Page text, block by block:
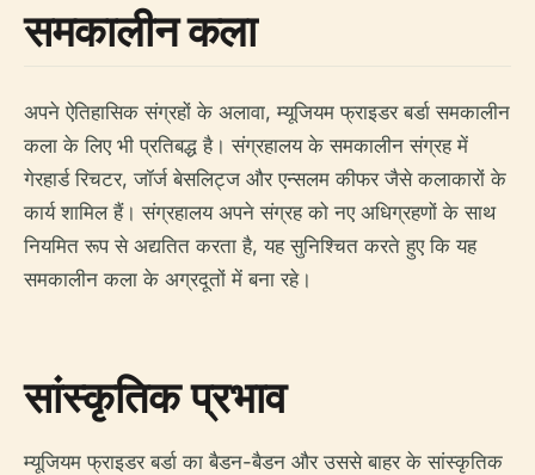
समकालीन कला
अपने ऐतिहासिक संग्रहों के अलावा, म्यूजियम फ्राइडर बर्डा समकालीन
कला के लिए भी प्रतिबद्ध है। संग्रहालय के समकालीन संग्रह में
गेरहार्ड रिचटर, जॉर्ज बेसलिट्ज और एन्सलम कीफर जैसे कलाकारों के
कार्य शामिल हैं। संग्रहालय अपने संग्रह को नए अधिग्रहणों के साथ
नियमित रूप से अद्यतित करता है, यह सुनिश्चित करते हुए कि यह
समकालीन कला के अग्रदूतों में बना रहे।
सांस्कृतिक प्रभाव
म्यूजियम फ्राइडर बर्डा का बैडन-बैडन और उससे बाहर के सांस्कृतिक